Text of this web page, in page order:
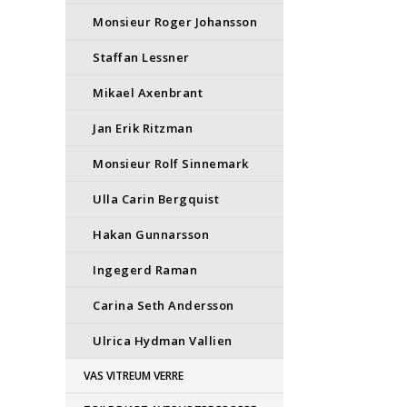
Monsieur Roger Johansson
Staffan Lessner
Mikael Axenbrant
Jan Erik Ritzman
Monsieur Rolf Sinnemark
Ulla Carin Bergquist
Hakan Gunnarsson
Ingegerd Raman
Carina Seth Andersson
Ulrica Hydman Vallien
VAS VITREUM VERRE